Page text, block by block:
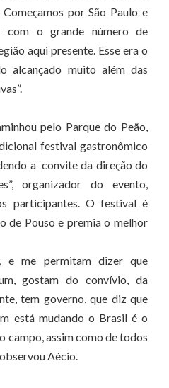
por São Paulo e
com o grande número de
aqui presente. Esse era o
alcançado muito além das
pelo Parque do Peão,
festival gastronômico
a convite da direção do
organizador do evento,
participantes. O festival é
de Pouso e premia o melhor
e me permitam dizer que
gostam do convívio, da
tem governo, que diz que
está mudando o Brasil é o
campo, assim como de todos
Aécio.